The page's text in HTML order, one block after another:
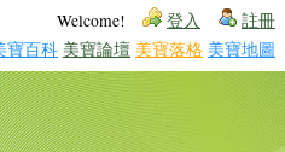
Welcome! 登入 註冊
寶百科 美寶論壇 美寶落格 美寶地圖